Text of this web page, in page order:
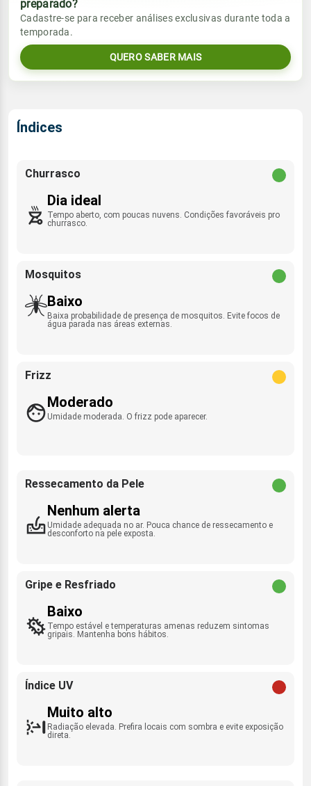
Umidade do ar
79% 96%
Rajada de vento
Sol
06:16h às 17:30h
Lua
Chuva
0.5mm
Umidade do ar
Vento
SSE - 11km/h
Rajada de vento
Sol
preparado?
Cadastre-se para receber análises exclusivas durante toda a
temporada.
QUERO SABER MAIS
Índices
Churrasco
Dia ideal
Tempo aberto, com poucas nuvens. Condições favoráveis pro
churrasco.
Mosquitos
Baixo
Baixa probabilidade de presença de mosquitos. Evite focos de
água parada nas áreas externas.
Frizz
Moderado
Umidade moderada. O frizz pode aparecer.
Ressecamento da Pele
Nenhum alerta
Umidade adequada no ar. Pouca chance de ressecamento e
desconforto na pele exposta.
Gripe e Resfriado
Baixo
Tempo estável e temperaturas amenas reduzem sintomas
gripais. Mantenha bons hábitos.
Índice UV
Muito alto
Radiação elevada. Prefira locais com sombra e evite exposição
direta.